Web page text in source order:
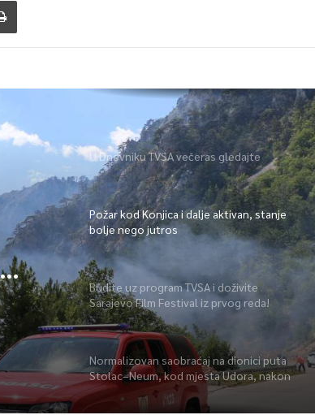
U Dnevniku TVSA večeras gledajte
Požar kod Konjica i dalje aktivan, stanje
bolje nego jutros
Budite uz program TVSA i doživite
Sarajevo Film Festival iz prvog reda!
Normalizovan saobraćaj na dionici puta
Stolac–Neum, kod mjesta Udora, nakon
nezgode